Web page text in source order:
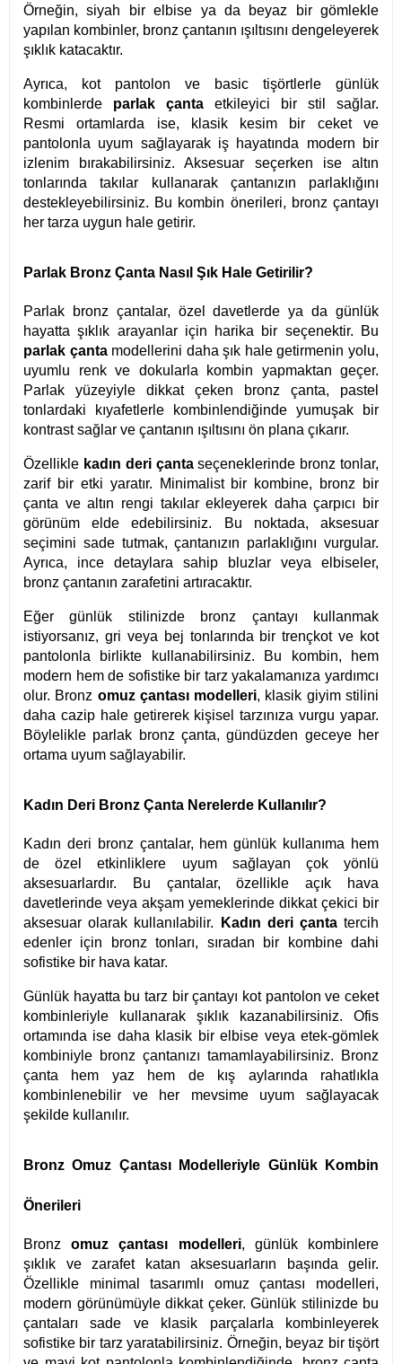
Örneğin, siyah bir elbise ya da beyaz bir gömlekle
yapılan kombinler, bronz çantanın ışıltısını dengeleyerek
şıklık katacaktır.
Ayrıca, kot pantolon ve basic tişörtlerle günlük
kombinlerde parlak çanta etkileyici bir stil sağlar.
Resmi ortamlarda ise, klasik kesim bir ceket ve
pantolonla uyum sağlayarak iş hayatında modern bir
izlenim bırakabilirsiniz. Aksesuar seçerken ise altın
tonlarında takılar kullanarak çantanızın parlaklığını
destekleyebilirsiniz. Bu kombin önerileri, bronz çantayı
her tarza uygun hale getirir.
Parlak Bronz Çanta Nasıl Şık Hale Getirilir?
Parlak bronz çantalar, özel davetlerde ya da günlük
hayatta şıklık arayanlar için harika bir seçenektir. Bu
parlak çantamodellerini daha şık hale getirmenin yolu,
uyumlu renk ve dokularla kombin yapmaktan geçer.
Parlak yüzeyiyle dikkat çeken bronz çanta, pastel
tonlardaki kıyafetlerle kombinlendiğinde yumuşak bir
kontrast sağlar ve çantanın ışıltısını ön plana çıkarır.
Özellikle kadın deri çantaseçeneklerinde bronz tonlar,
zarif bir etki yaratır. Minimalist bir kombine, bronz bir
çanta ve altın rengi takılar ekleyerek daha çarpıcı bir
görünüm elde edebilirsiniz. Bu noktada, aksesuar
seçimini sade tutmak, çantanızın parlaklığını vurgular.
Ayrıca, ince detaylara sahip bluzlar veya elbiseler,
bronz çantanın zarafetini artıracaktır.
Eğer günlük stilinizde bronz çantayı kullanmak
istiyorsanız, gri veya bej tonlarında bir trençkot ve kot
pantolonla birlikte kullanabilirsiniz. Bu kombin, hem
modern hem de sofistike bir tarz yakalamanıza yardımcı
olur. Bronz omuz çantası modelleri, klasik giyim stilini
daha cazip hale getirerek kişisel tarzınıza vurgu yapar.
Böylelikle parlak bronz çanta, gündüzden geceye her
ortama uyum sağlayabilir.
Kadın Deri Bronz Çanta Nerelerde Kullanılır?
Kadın deri bronz çantalar, hem günlük kullanıma hem
de özel etkinliklere uyum sağlayan çok yönlü
aksesuarlardır. Bu çantalar, özellikle açık hava
davetlerinde veya akşam yemeklerinde dikkat çekici bir
aksesuar olarak kullanılabilir.
Kadın deri çantatercih
edenler için bronz tonları, sıradan bir kombine dahi
sofistike bir hava katar.
Günlük hayatta bu tarz bir çantayı kot pantolon ve ceket
kombinleriyle kullanarak şıklık kazanabilirsiniz. Ofis
ortamında ise daha klasik bir elbise veya etek-gömlek
kombiniyle bronz çantanızı tamamlayabilirsiniz. Bronz
çanta hem yaz hem de kış aylarında rahatlıkla
kombinlenebilir ve her mevsime uyum sağlayacak
şekilde kullanılır.
Bronz Omuz Çantası Modelleriyle Günlük Kombin
Önerileri
Bronzomuz çantası modelleri, günlük kombinlere
şıklık ve zarafet katan aksesuarların başında gelir.
Özellikle minimal tasarımlı omuz çantası modelleri,
modern görünümüyle dikkat çeker. Günlük stilinizde bu
çantaları sade ve klasik parçalarla kombinleyerek
sofistike bir tarz yaratabilirsiniz. Örneğin, beyaz bir tişört